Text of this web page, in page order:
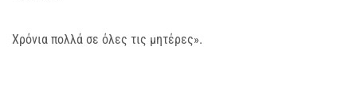
Χρόνια πολλά σε όλες τις μητέρες».